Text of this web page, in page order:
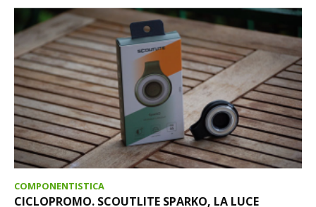
COMPONENTISTICA
CICLOPROMO. SCOUTLITE SPARKO, LA LUCE